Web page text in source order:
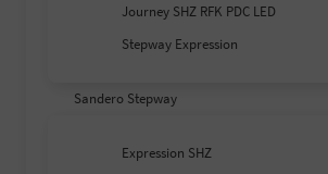
Journey SHZ RFK PDC LED
Stepway Expression
Sandero Stepway
Expression SHZ